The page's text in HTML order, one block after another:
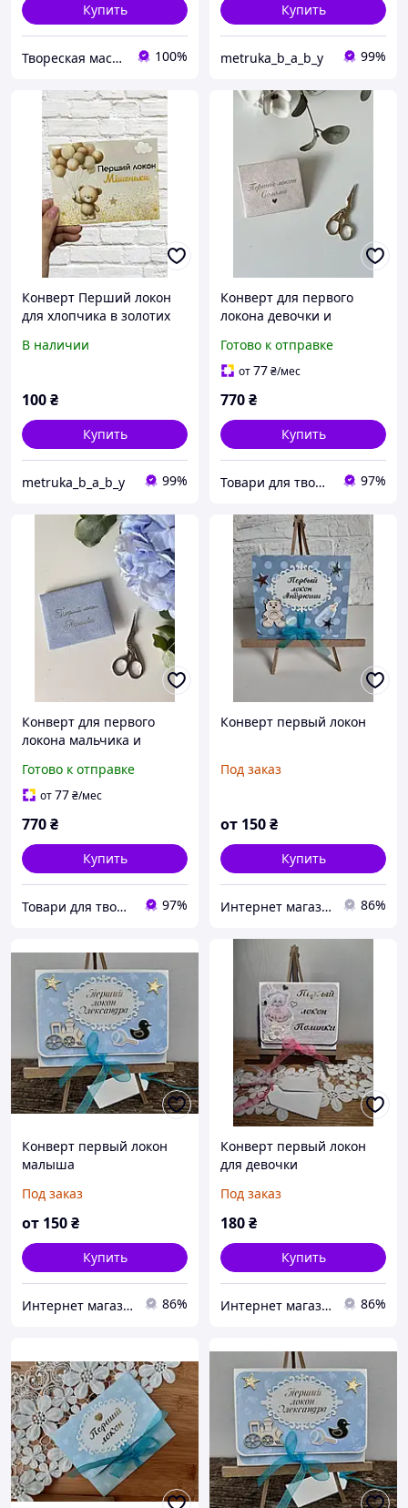
Купить
Твореская мастерская "JulArts" 100%
Купить
metruka_b_a_b_y 99%
Конверт Перший локон
для хлопчика в золотих
В наличии
100₴
Купить
metruka_b_a_b_y 99%
Конверт для первого
локона девочки и
Готово к отправке
от77₴/мес
770₴
Купить
Товари для творчості та скрапбукінгу "Shine art" 97%
Конверт для первого
локона мальчика и
Готово к отправке
от77₴/мес
770₴
Купить
Товари для творчості та скрапбукінгу "Shine art" 97%
Конверт первый локон
Под заказ
от 150₴
Купить
Интернет магазин "Decor Land власне виробництво" 86%
Конверт первый локон
малыша
Под заказ
от 150₴
Купить
Интернет магазин "Decor Land власне виробництво" 86%
Конверт первый локон
для девочки
Под заказ
180₴
Купить
Интернет магазин "Decor Land власне виробництво" 86%